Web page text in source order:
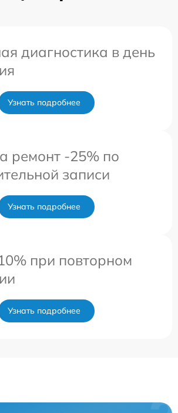
диагностика в день
Узнать подробнее
ремонт -25% по
записи
Узнать подробнее
при повторном
Узнать подробнее